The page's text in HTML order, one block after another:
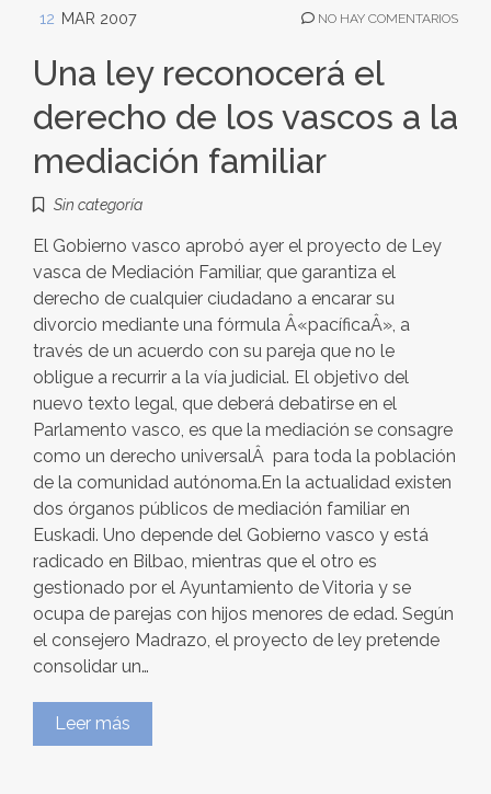
12 MAR 2007 NO HAY COMENTARIOS
Una ley reconocerá el
derecho de los vascos a la
mediación familiar
Sin categoría
El Gobierno vasco aprobó ayer el proyecto de Ley
vasca de Mediación Familiar, que garantiza el
derecho de cualquier ciudadano a encarar su
divorcio mediante una fórmula Â«pacíficaÂ», a
través de un acuerdo con su pareja que no le
obligue a recurrir a la vía judicial. El objetivo del
nuevo texto legal, que deberá debatirse en el
Parlamento vasco, es que la mediación se consagre
como un derecho universalÂ para toda la población
de la comunidad autónoma.En la actualidad existen
dos órganos públicos de mediación familiar en
Euskadi. Uno depende del Gobierno vasco y está
radicado en Bilbao, mientras que el otro es
gestionado por el Ayuntamiento de Vitoria y se
ocupa de parejas con hijos menores de edad. Según
el consejero Madrazo, el proyecto de ley pretende
consolidar un…
Leer más